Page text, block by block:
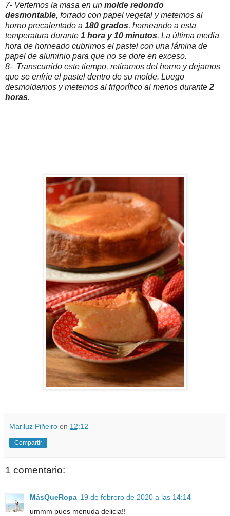
7- Vertemos la masa en un molde redondo
desmontable, forrado con papel vegetal y metemos al
horno precalentado a 180 grados, horneando a esta
temperatura durante 1 hora y 10 minutos. La última media
hora de horneado cubrimos el pastel con una lámina de
papel de aluminio para que no se dore en exceso.
8- Transcurrido este tiempo, retiramos del horno y dejamos
que se enfríe el pastel dentro de su molde. Luego
desmoldamos y metemos al frigorífico al menos durante 2
horas.
Mariluz Piñeiro en 12:12
Compartir
1 comentario:
MásQueRopa 19 de febrero de 2020 a las 14:14
ummm pues menuda delicia!!